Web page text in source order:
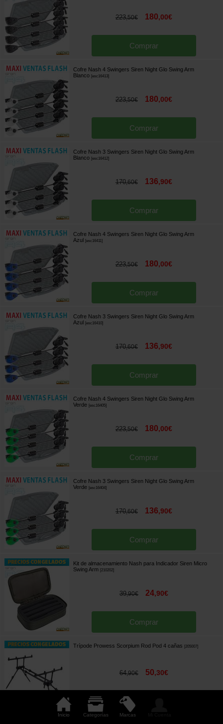
Inicio Categorías Marcas
223,50€ 180,00€
Comprar
Cofre Nash 4 Swingers Siren Night Glo Swing Arm
Blanco [esc16413]
223,50€ 180,00€
Comprar
Cofre Nash 3 Swingers Siren Night Glo Swing Arm
Blanco [esc16412]
170,60€ 136,90€
Comprar
Cofre Nash 4 Swingers Siren Night Glo Swing Arm
Azul [esc16411]
223,50€ 180,00€
Comprar
Cofre Nash 3 Swingers Siren Night Glo Swing Arm
Azul [esc16410]
170,60€ 136,90€
Comprar
Cofre Nash 4 Swingers Siren Night Glo Swing Arm
Verde [esc16405]
223,50€ 180,00€
Comprar
Cofre Nash 3 Swingers Siren Night Glo Swing Arm
Verde [esc16404]
170,60€ 136,90€
Comprar
Kit de almacenamiento Nash para Indicador Siren Micro
Swing Arm
210202]
39,90€ 24,90€
Comprar
Trípode Prowess Scorpium Rod Pod 4 cañas 205007]
64,90€ 50,30€
Comprar